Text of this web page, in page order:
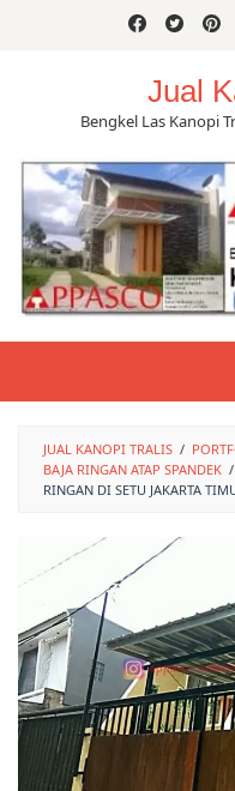
Jual
Bengkel Las Kanopi
JUAL KANOPI TRALIS /
BAJA RINGAN ATAP SPANDEK /
RINGAN DI SETU JAKARTA